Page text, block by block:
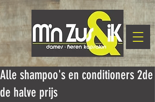
Alle shampoo's en conditioners 2de
de halve prijs